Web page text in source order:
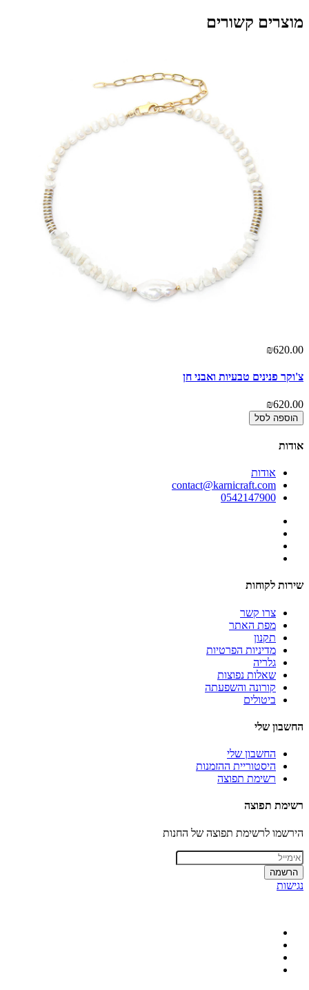
מוצרים קשורים
₪620.00
צ'וקר פנינים טבעיות ואבני חן
₪620.00
הוספה לסל
אודות
אודות
contact@karnicraft.com
0542147900
שירות לקוחות
צרו קשר
מפת האתר
תקנון
מדיניות הפרטיות
גלריה
שאלות נפוצות
קורונה והשפעתה
ביטולים
החשבון שלי
החשבון שלי
היסטוריית ההזמנות
רשימת תפוצה
רשימת תפוצה
הירשמו לרשימת תפוצה של החנות
הרשמה
נגישות